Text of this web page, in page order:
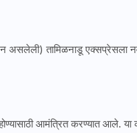
असलेली) तामिळनाडू एक्सप्रेसला
आमंत्रित करण्यात आले.